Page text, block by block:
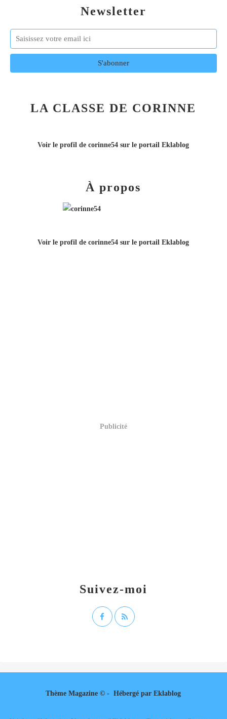
Newsletter
LA CLASSE DE CORINNE
Voir le profil decorinne54 sur le portail Eklablog
Suivez-moi
À propos
Voir le profil decorinne54 sur le portail Eklablog
Publicité
Thème Magazine © - Hébergé parEklablog